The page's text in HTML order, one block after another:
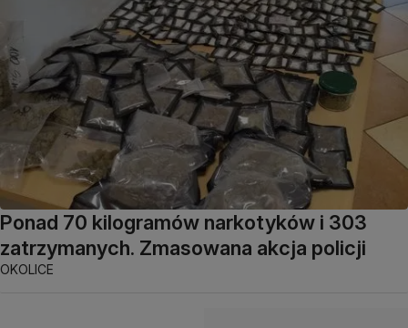
Ponad 70 kilogramów narkotyków i 303
zatrzymanych. Zmasowana akcja policji
OKOLICE